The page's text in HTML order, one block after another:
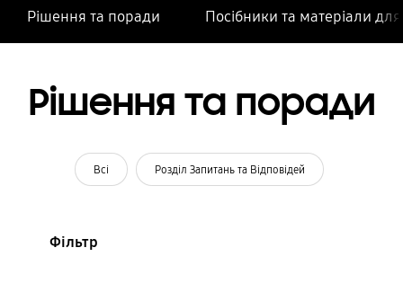
Рішення та поради Посібники та матеріали
Рішення та поради
Всі Розділ Запитань та Відповідей
Фільтр